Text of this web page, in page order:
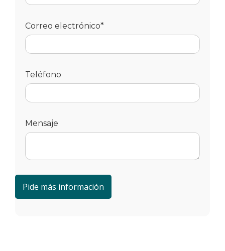
Correo electrónico*
Teléfono
Mensaje